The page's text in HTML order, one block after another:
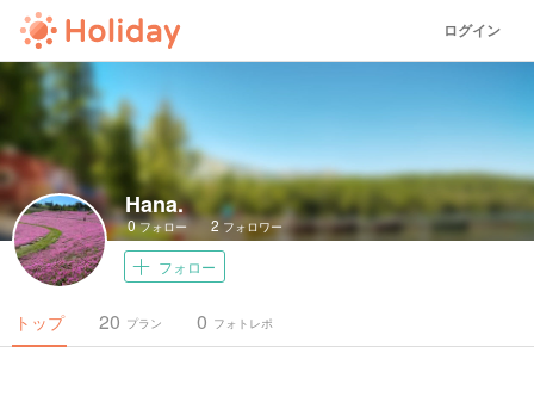
ログイン
Hana.
0フォロー 2 フォロワー
フォロー
トップ プラン
20 フォトレポ
0